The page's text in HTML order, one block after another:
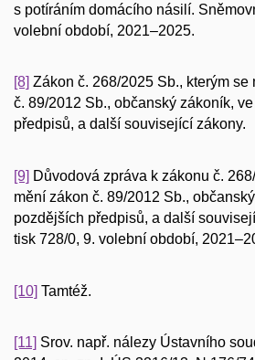
s potíráním domácího násilí.
volební období, 2021–2025.
[8] Zákon č. 268/2025 Sb., kterým se
č. 89/2012 Sb., občanský zákoník,
předpisů, a další související zákony.
[9] Důvodová zpráva k zákonu č.
mění zákon č. 89/2012 Sb.,
pozdějších předpisů, a další
tisk 728/0, 9. volební období,
[10] Tamtéž.
[11] Srov. např. nálezy Ústavního